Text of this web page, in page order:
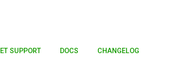
SUPPORT DOCS CHANGELOG